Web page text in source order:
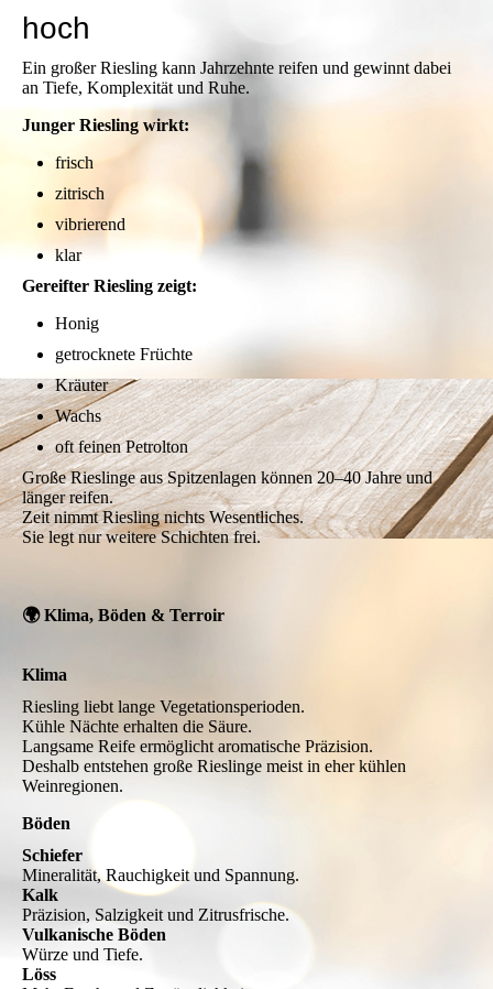
hoch
Ein großer Riesling kann Jahrzehnte reifen und gewinnt dabei
an Tiefe, Komplexität und Ruhe.
Junger Riesling wirkt:
frisch
zitrisch
vibrierend
klar
Gereifter Riesling zeigt:
Honig
getrocknete Früchte
Kräuter
Wachs
oft feinen Petrolton
Große Rieslinge aus Spitzenlagen können 20–40 Jahre und
länger reifen.
Zeit nimmt Riesling nichts Wesentliches.
Sie legt nur weitere Schichten frei.
🌍 Klima, Böden & Terroir
Klima
Riesling liebt lange Vegetationsperioden.
Kühle Nächte erhalten die Säure.
Langsame Reife ermöglicht aromatische Präzision.
Deshalb entstehen große Rieslinge meist in eher kühlen
Weinregionen.
Böden
Schiefer
Mineralität, Rauchigkeit und Spannung.
Kalk
Präzision, Salzigkeit und Zitrusfrische.
Vulkanische Böden
Würze und Tiefe.
Löss